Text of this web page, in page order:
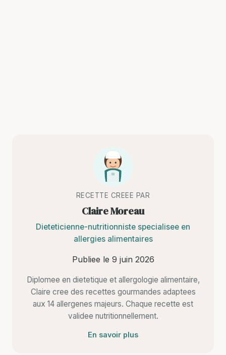
RECETTE CREEE PAR
Claire Moreau
Dieteticienne-nutritionniste specialisee en
allergies alimentaires
Publiee le 9 juin 2026
Diplomee en dietetique et allergologie alimentaire,
Claire cree des recettes gourmandes adaptees
aux 14 allergenes majeurs. Chaque recette est
validee nutritionnellement.
En savoir plus